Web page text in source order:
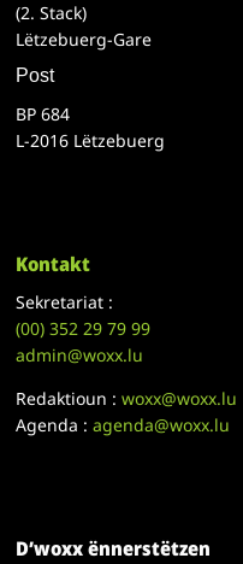
(2. Stack)
Lëtzebuerg-Gare
Post
BP 684
L-2016 Lëtzebuerg
Kontakt
Sekretariat :
(00)352 29 79 99
admin@woxx.lu
Redaktioun :woxx@woxx.lu
Agenda :agenda@woxx.lu
D’woxx ënnerstëtzen